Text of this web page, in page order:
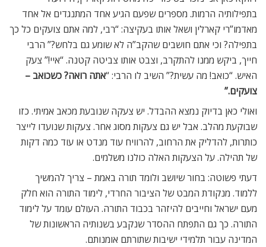
בתפילותיה הרמות. מספרים שפעם הגיע אחד המתנגדים אל אחד
מאדמו”רי קארלין ושאל אותו בעקיצה: “רבי, למה אתם צועקים כל כך
בתפילה? וכי אתם חושבים שהקב”ה לא שומע גם בלחש?” הרבי
חייך, ביקש ממנו להתקרב, וצבט אותו צביטה קטנה. “איי!” צעק
האיש. “כואב! מה עשית?” השיב לו הרבי: “אתה רואה? כשכואב –
צועקים.”
ואולי כאן בדיוק נמצא ההבדל. יש צעקה שנובעת מכאב אמיתי. כזו
שבוקעת מהלב. אבל יש גם צעקות מסוג אחר. צעקות שנועדו לייצר
כותרות, להדליק את הרחוב, להרוויח עוד מנדט או עוד כמה דקות
של תהילה. על הצעקות האלה כולנו משלמים.
דעתי פשוטה: בחור שיושב ולומד תורה באמת – צריך להמשיך
ללמוד. מנקודת המבט של הציבור החרדי, לימוד התורה הוא חלק
מעם ישראל וחייבים להיזהר בכבוד התורה. העולם עומד על לימוד
התורה. כך גם התפתח ההסדר שנקבע בשנותיה הראשונות של
המדינה עבור תלמידי ישיבות שתורתם אומנותם.